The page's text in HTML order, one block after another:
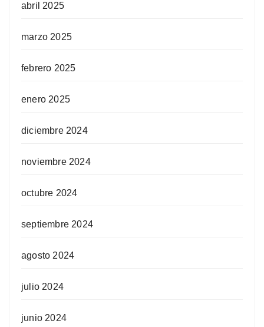
abril 2025
marzo 2025
febrero 2025
enero 2025
diciembre 2024
noviembre 2024
octubre 2024
septiembre 2024
agosto 2024
julio 2024
junio 2024